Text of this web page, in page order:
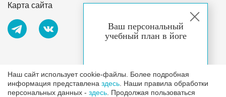
Лицензия №4255 от 27 октября 2020 г.
Все права защищены и охраняются законом.
Карта сайта
Наш сайт использует cookie-файлы. Более подробная
информация представлена здесь . Наши правила обработки
персональных данных - здесь . Продолжая пользоваться
Ваш персональный
учебный план в йоге